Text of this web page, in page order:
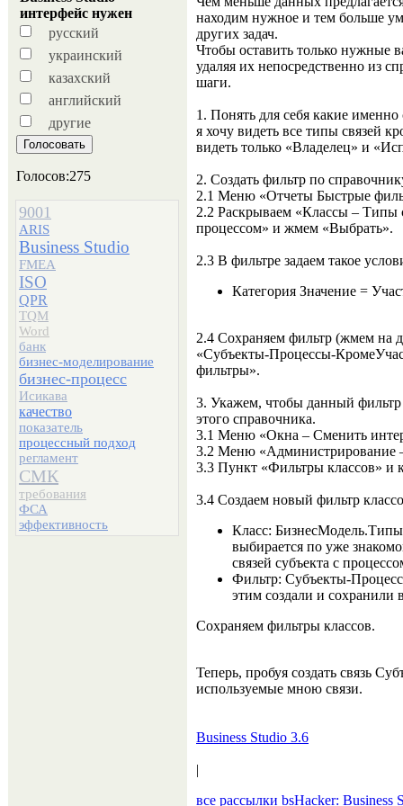
интерфейс нужен
русский
украинский
казахский
английский
другие
Голосов:275
9001
ARIS
Business Studio
FMEA
ISO
QPR
TQM
Word
банк
бизнес-моделирование
бизнес-процесс
Исикава
качество
показатель
процессный подход
регламент
СМК
требования
ФСА
эффективность
находим нужное и тем больше
других задач.
Чтобы оставить только нужные
удаляя их непосредственно из
шаги.
1. Понять для себя какие
я хочу видеть все типы связей
видеть только «Владелец» и
2. Создать фильтр по
2.1 Меню «Отчеты Быстрые
2.2 Раскрываем «Классы – Типы
процессом» и жмем «Выбрать».
2.3 В фильтре задаем такое
Категория Значение =
2.4 Сохраняем фильтр (жмем на
«Субъекты-Процессы-
фильтры».
3. Укажем, чтобы данный
этого справочника.
3.1 Меню «Окна – Сменить
3.2 Меню «Администрирование
3.3 Пункт «Фильтры классов» и
3.4 Создаем новый фильтр
Класс:
выбирается по уже
связей субъекта с
Фильтр: Субъекты-
этим создали и сохранили
Сохраняем фильтры классов.
Теперь, пробуя создать связь
используемые мною связи.
Business Studio 3.6
|
все рассылки bsHacker: Business